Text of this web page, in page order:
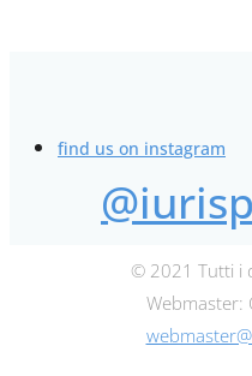
find us on instagram
© 2021 Tutti i
Webmaster: